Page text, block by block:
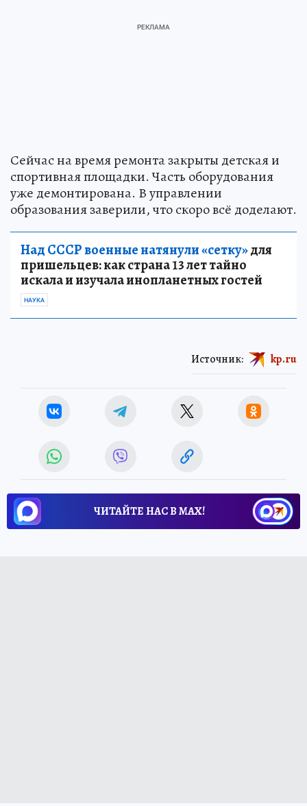
Сейчас на время ремонта закрыты детская и
спортивная площадки. Часть оборудования
уже демонтирована. В управлении
образования заверили, что скоро всё доделают.
Над СССР военные натянули «сетку»для
пришельцев: как страна 13 лет тайно
искала и изучала инопланетных гостей
НАУКА
Источник: kp.ru
ЧИТАЙТЕ НАС В МАХ!